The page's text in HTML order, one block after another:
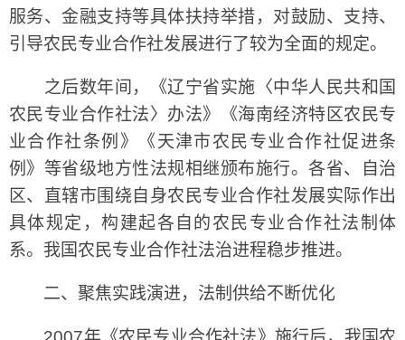
服务、金融支持等具体扶持举措，对鼓励、支持、
引导农民专业合作社发展进行了较为全面的规定。
之后数年间，《辽宁省实施〈中华人民共和国
农民专业合作社法〉办法》《海南经济特区农民专
业合作社条例》《天津市农民专业合作社促进条
例》等省级地方性法规相继颁布施行。各省、自治
区、直辖市围绕自身农民专业合作社发展实际作出
具体规定，构建起各自的农民专业合作社法制体
系。我国农民专业合作社法治进程稳步推进。
二、聚焦实践演进，法制供给不断优化